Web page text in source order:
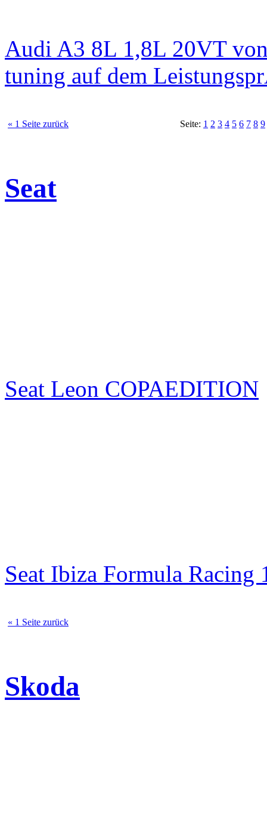
Audi A3 8L 1,8L 20VT
tuning auf dem
« 1 Seite zurück Seite: 1 2 3 4 5 6 7 8 9
Seat
Seat Leon COPAEDITION
Seat Ibiza Formula
« 1 Seite zurück
Skoda